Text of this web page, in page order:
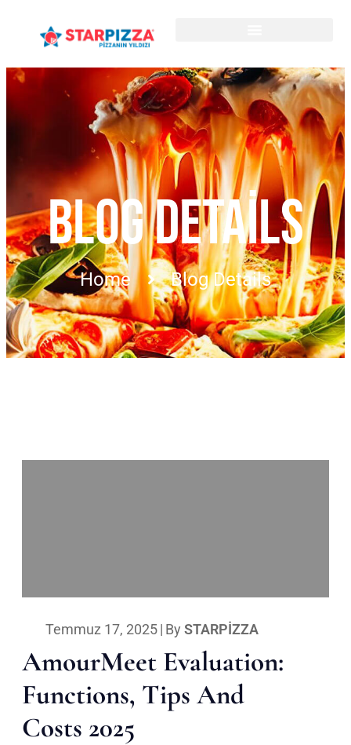
BLOG DETAILS
Home Blog Details
Temmuz 17, 2025| By STARPIZZA
AmourMeet Evaluation:
Functions, Tips And
Costs 2025